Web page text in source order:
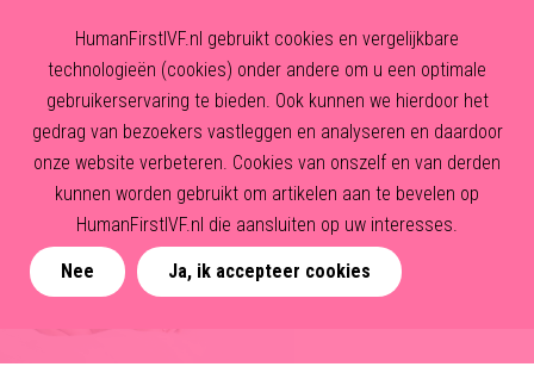
HumanFirstIVF.nl gebruikt cookies en vergelijkbare
technologieën (cookies) onder andere om u een optimale
gebruikerservaring te bieden. Ook kunnen we hierdoor het
gedrag van bezoekers vastleggen en analyseren en daardoor
onze website verbeteren. Cookies van onszelf en van derden
kunnen worden gebruikt om artikelen aan te bevelen op
HumanFirstIVF.nl die aansluiten op uw interesses.
Nee Ja, ik accepteer cookies